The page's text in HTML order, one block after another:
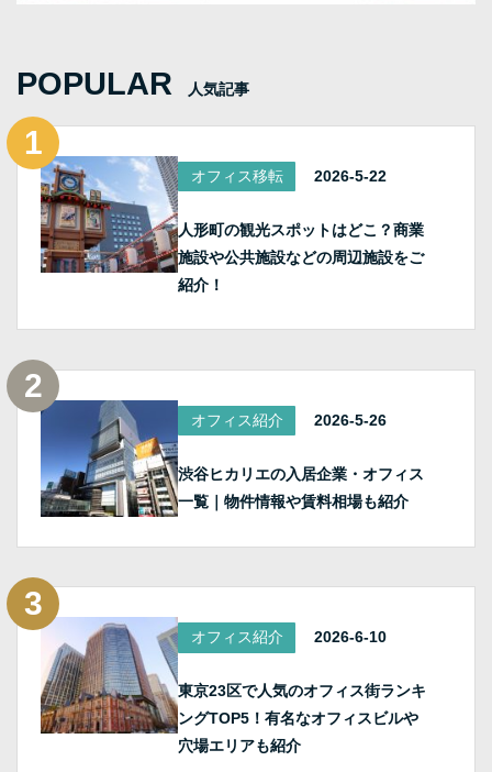
POPULAR 人気記事
オフィス移転 2026-5-22
人形町の観光スポットはどこ？商業
施設や公共施設などの周辺施設をご
紹介！
オフィス紹介 2026-5-26
渋谷ヒカリエの入居企業・オフィス
一覧｜物件情報や賃料相場も紹介
オフィス紹介 2026-6-10
東京23区で人気のオフィス街ランキ
ングTOP5！有名なオフィスビルや
穴場エリアも紹介